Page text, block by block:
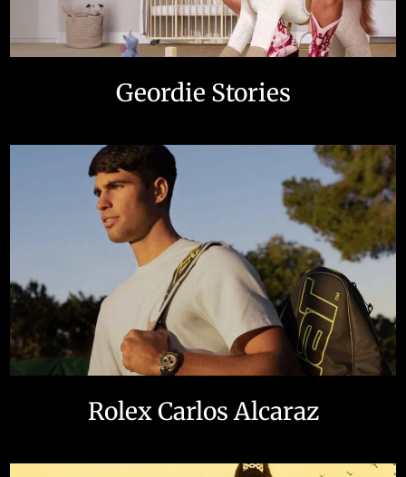
Geordie Stories
Rolex Carlos Alcaraz